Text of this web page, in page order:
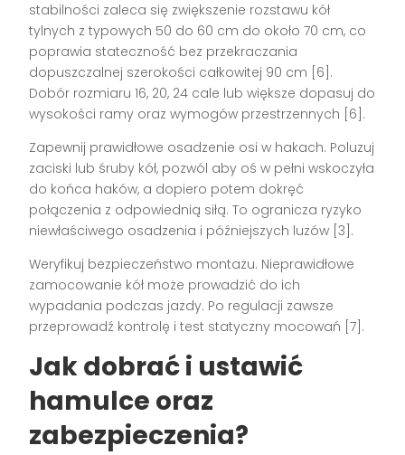
stabilności zaleca się zwiększenie rozstawu kół
tylnych z typowych 50 do 60 cm do około 70 cm, co
poprawia stateczność bez przekraczania
dopuszczalnej szerokości całkowitej 90 cm [6].
Dobór rozmiaru 16, 20, 24 cale lub większe dopasuj do
wysokości ramy oraz wymogów przestrzennych [6].
Zapewnij prawidłowe osadzenie osi w hakach. Poluzuj
zaciski lub śruby kół, pozwól aby oś w pełni wskoczyła
do końca haków, a dopiero potem dokręć
połączenia z odpowiednią siłą. To ogranicza ryzyko
niewłaściwego osadzenia i późniejszych luzów [3].
Weryfikuj bezpieczeństwo montażu. Nieprawidłowe
zamocowanie kół może prowadzić do ich
wypadania podczas jazdy. Po regulacji zawsze
przeprowadź kontrolę i test statyczny mocowań [7].
Jak dobrać i ustawić
hamulce oraz
zabezpieczenia?